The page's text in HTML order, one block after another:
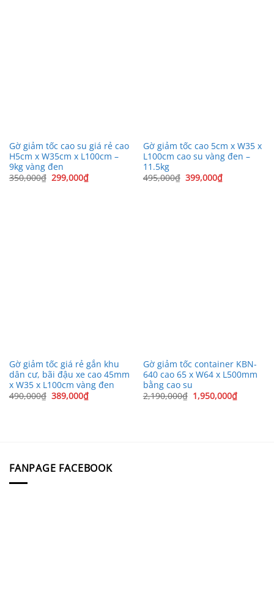
Gờ giảm tốc cao su giá rẻ cao
H5cm x W35cm x L100cm –
9kg vàng đen
350,000₫ Giá
gốc
299,000₫Giá
hiện
Gờ giảm tốc cao 5cm x W35 x
L100cm cao su vàng đen –
11.5kg
495,000₫ Giá
gốc
399,000₫Giá
hiện
Gờ giảm tốc giá rẻ gắn khu
dân cư, bãi đậu xe cao 45mm
x W35 x L100cm vàng đen
490,000₫ Giá
gốc
389,000₫Giá
hiện
Gờ giảm tốc container KBN-
640 cao 65 x W64 x L500mm
bằng cao su
2,190,000₫ Giá
gốc
1,950,000₫Giá
hiện
FANPAGE FACEBOOK